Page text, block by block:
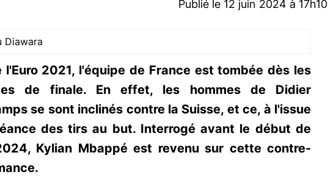
Publié le 12 juin 2024 à 17h10
Diawara
l'Euro 2021, l'équipe de France est tombée dès les
de finale. En effet, les hommes de Didier
se sont inclinés contre la Suisse, et ce, à l'issue
des tirs au but. Interrogé avant le début de
Kylian Mbappé est revenu sur cette contre-